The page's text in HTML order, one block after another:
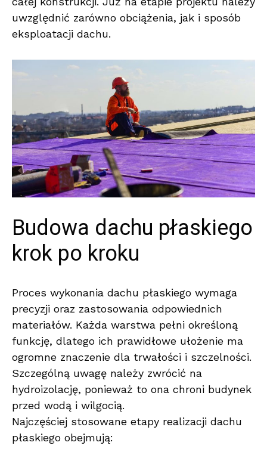
uwzględnić zarówno obciążenia, jak i sposób
eksploatacji dachu.
Budowa dachu płaskiego
krok po kroku
Proces wykonania dachu płaskiego wymaga
precyzji oraz zastosowania odpowiednich
materiałów. Każda warstwa pełni określoną
funkcję, dlatego ich prawidłowe ułożenie ma
ogromne znaczenie dla trwałości i szczelności.
Szczególną uwagę należy zwrócić na
hydroizolację, ponieważ to ona chroni budynek
przed wodą i wilgocią.
Najczęściej stosowane etapy realizacji dachu
płaskiego obejmują: